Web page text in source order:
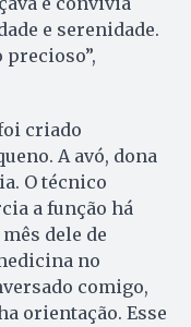
e serenidade.
criado
A avó, dona
O técnico
a função há
dele de
no
comigo,
orientação. Esse